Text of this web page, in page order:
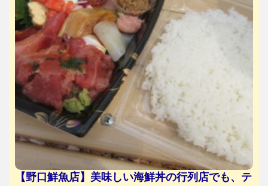
【野口鮮魚店】美味しい海鮮丼の行列店でも、テ